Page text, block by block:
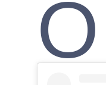
O